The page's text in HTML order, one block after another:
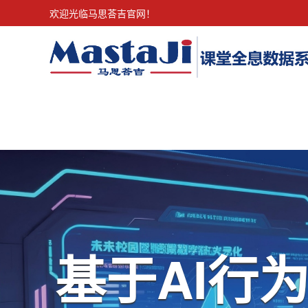
欢迎光临马思荅吉官网！
智